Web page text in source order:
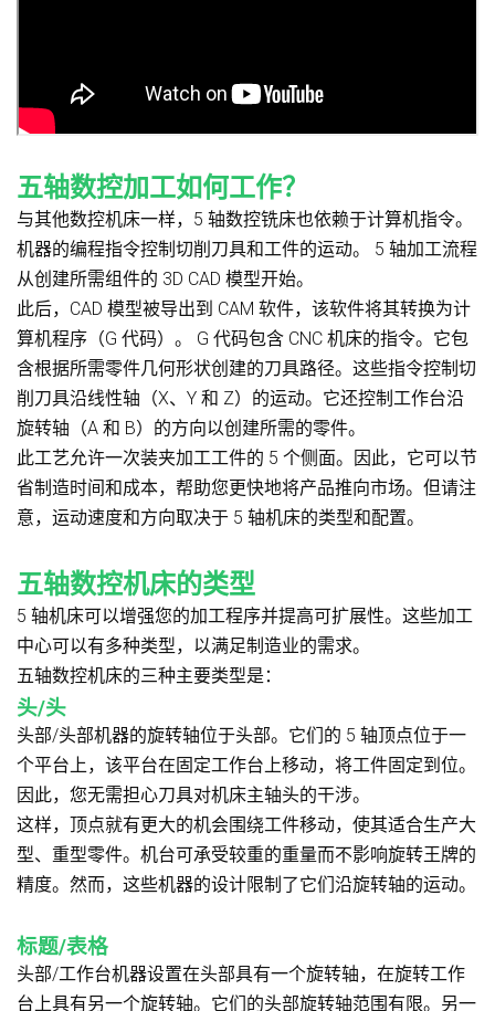
五轴数控加工如何工作？
与其他数控机床一样，5 轴数控铣床也依赖于计算机指令。
机器的编程指令控制切削刀具和工件的运动。 5 轴加工流程
从创建所需组件的 3D CAD 模型开始。
此后，CAD 模型被导出到 CAM 软件，该软件将其转换为计
算机程序（G 代码）。 G 代码包含 CNC 机床的指令。它包
含根据所需零件几何形状创建的刀具路径。这些指令控制切
削刀具沿线性轴（X、Y 和 Z）的运动。它还控制工作台沿
旋转轴（A 和 B）的方向以创建所需的零件。
此工艺允许一次装夹加工工件的 5 个侧面。因此，它可以节
省制造时间和成本，帮助您更快地将产品推向市场。但请注
意，运动速度和方向取决于 5 轴机床的类型和配置。
五轴数控机床的类型
5 轴机床可以增强您的加工程序并提高可扩展性。这些加工
中心可以有多种类型，以满足制造业的需求。
五轴数控机床的三种主要类型是：
头/头
头部/头部机器的旋转轴位于头部。它们的 5 轴顶点位于一
个平台上，该平台在固定工作台上移动，将工件固定到位。
因此，您无需担心刀具对机床主轴头的干涉。
这样，顶点就有更大的机会围绕工件移动，使其适合生产大
型、重型零件。机台可承受较重的重量而不影响旋转王牌的
精度。然而，这些机器的设计限制了它们沿旋转轴的运动。
标题/表格
头部/工作台机器设置在头部具有一个旋转轴，在旋转工作
台上具有另一个旋转轴。它们的头部旋转轴范围有限。另一